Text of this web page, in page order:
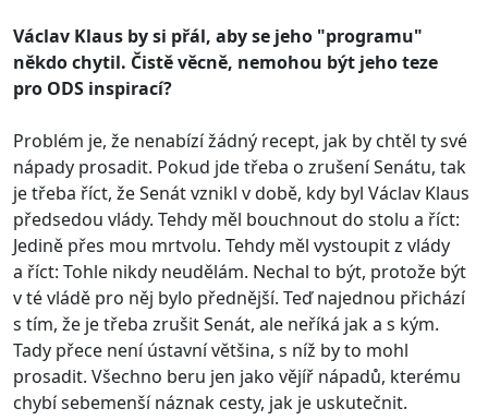
Václav Klaus by si přál, aby se jeho "programu"
někdo chytil. Čistě věcně, nemohou být jeho teze
pro ODS inspirací?
Problém je, že nenabízí žádný recept, jak by chtěl ty své
nápady prosadit. Pokud jde třeba o zrušení Senátu, tak
je třeba říct, že Senát vznikl v době, kdy byl Václav Klaus
předsedou vlády. Tehdy měl bouchnout do stolu a říct:
Jedině přes mou mrtvolu. Tehdy měl vystoupit z vlády
a říct: Tohle nikdy neudělám. Nechal to být, protože být
v té vládě pro něj bylo přednější. Teď najednou přichází
s tím, že je třeba zrušit Senát, ale neříká jak a s kým.
Tady přece není ústavní většina, s níž by to mohl
prosadit. Všechno beru jen jako vějíř nápadů, kterému
chybí sebemenší náznak cesty, jak je uskutečnit.